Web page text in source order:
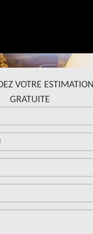
VOTRE ESTIMATION
GRATUITE